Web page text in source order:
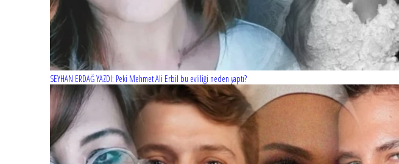
SEYHAN ERDAĞ YAZDI: Peki Mehmet Ali Erbil bu evliliği neden yaptı?